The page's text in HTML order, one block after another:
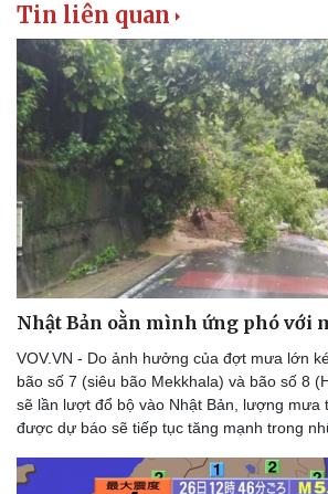
Thể thao
Bóng đá
Thế giới thể thao
eSports
Hậu trường
Ô tô -
Ô tô
Tư vấn
Tin liên quan
Nhật Bản oằn mình ứng phó với
VOV.VN - Do ảnh hưởng của đợt mưa lớn
bão số 7 (siêu bão Mekkhala) và bão số 8
sẽ lần lượt đổ bộ vào Nhật Bản, lượng mưa
được dự báo sẽ tiếp tục tăng mạnh trong